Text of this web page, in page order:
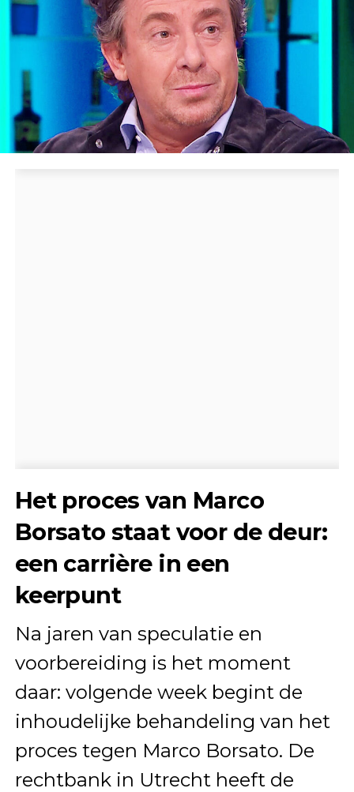
Het proces van Marco
Borsato staat voor de deur:
een carrière in een
keerpunt
Na jaren van speculatie en
voorbereiding is het moment
daar: volgende week begint de
inhoudelijke behandeling van het
proces tegen Marco Borsato. De
rechtbank in Utrecht heeft de